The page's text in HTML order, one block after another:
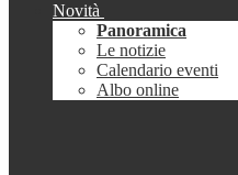
Novità
Panoramica
Le notizie
Calendario eventi
Albo online